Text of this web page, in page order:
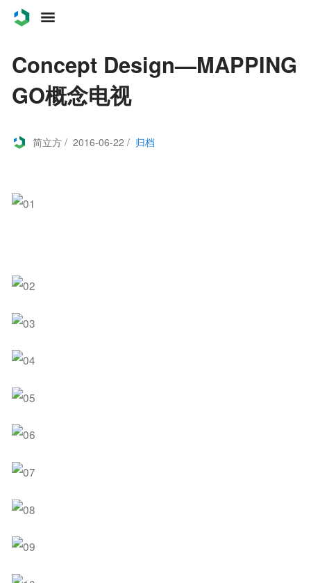
服务
Concept Design—MAPPING
GO概念电视
简立方 / 2016-06-22 / 归档